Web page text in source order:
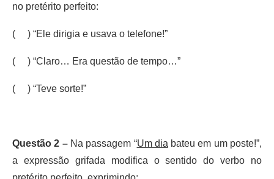
no pretérito perfeito:
( ) “Ele dirigia e usava o telefone!”
( ) “Claro… Era questão de tempo…”
( ) “Teve sorte!”
Questão 2 – Na passagem “Um diabateu em um poste!”,
a expressão grifada modifica o sentido do verbo no